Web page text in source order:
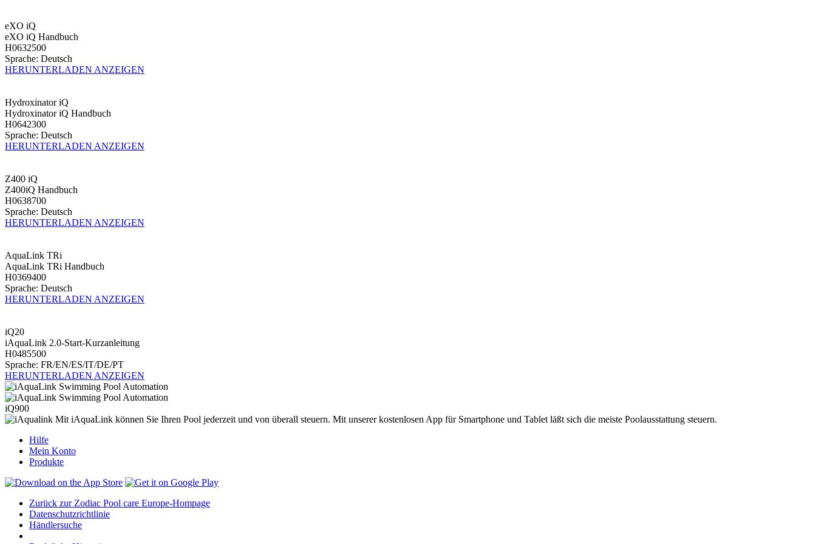
eXO iQ
eXO iQ Handbuch
H0632500
Sprache: Deutsch
HERUNTERLADEN ANZEIGEN
Hydroxinator iQ
Hydroxinator iQ Handbuch
H0642300
Sprache: Deutsch
HERUNTERLADEN ANZEIGEN
Z400 iQ
Z400iQ Handbuch
H0638700
Sprache: Deutsch
HERUNTERLADEN ANZEIGEN
AquaLink TRi
AquaLink TRi Handbuch
H0369400
Sprache: Deutsch
HERUNTERLADEN ANZEIGEN
iQ20
iAquaLink 2.0-Start-Kurzanleitung
H0485500
Sprache: FR/EN/ES/IT/DE/PT
HERUNTERLADEN ANZEIGEN
iQ900
Mit iAquaLink können Sie Ihren Pool jederzeit und von überall steuern. Mit unserer kostenlosen App für Smartphone und Tablet läßt sich die meiste Poolausstattung steuern.
Hilfe
Mein Konto
Produkte
Zurück zur Zodiac Pool care Europe-Hompage
Datenschutzrichtlinie
Händlersuche